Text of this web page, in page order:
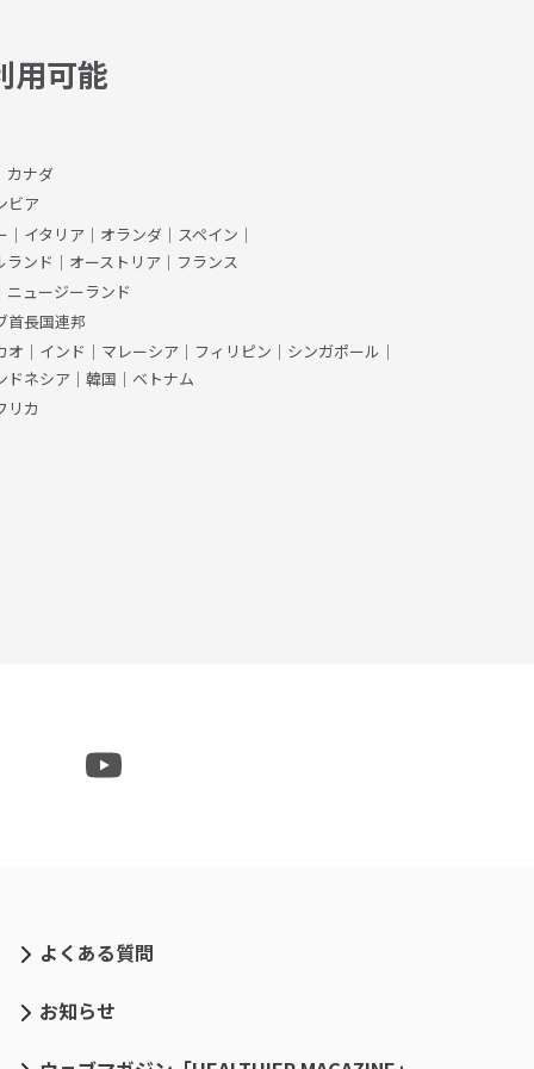
用可能
カナダ
ビア
｜ イタリア ｜ オランダ ｜ スペイン ｜
ランド ｜ オーストリア ｜ フランス
ニュージーランド
首長国連邦
オ ｜ インド ｜ マレーシア ｜ フィリピン ｜ シンガポール ｜
ドネシア ｜ 韓国 ｜ ベトナム
リカ
よくある質問
お知らせ